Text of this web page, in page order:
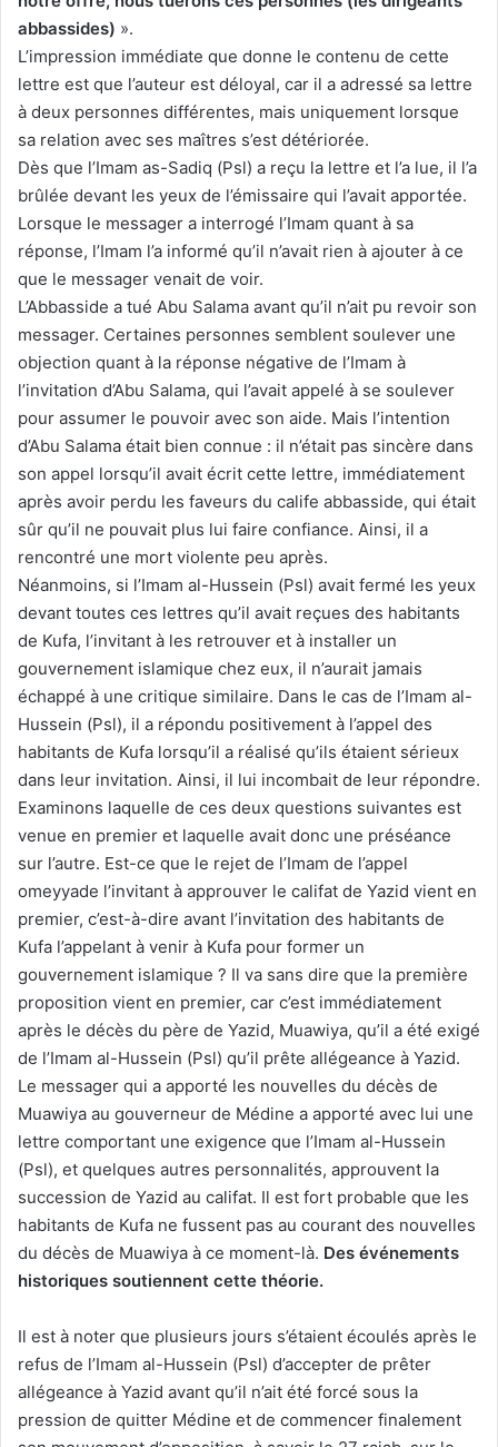
abbassides) ».
L’impression immédiate que donne le contenu de cette
lettre est que l’auteur est déloyal, car il a adressé sa lettre
à deux personnes différentes, mais uniquement lorsque
sa relation avec ses maîtres s’est détériorée.
Dès que l’Imam as-Sadiq (Psl) a reçu la lettre et l’a lue, il l’a
brûlée devant les yeux de l’émissaire qui l’avait apportée.
Lorsque le messager a interrogé l’Imam quant à sa
réponse, l’Imam l’a informé qu’il n’avait rien à ajouter à ce
que le messager venait de voir.
L’Abbasside a tué Abu Salama avant qu’il n’ait pu revoir son
messager. Certaines personnes semblent soulever une
objection quant à la réponse négative de l’Imam à
l’invitation d’Abu Salama, qui l’avait appelé à se soulever
pour assumer le pouvoir avec son aide. Mais l’intention
d’Abu Salama était bien connue : il n’était pas sincère dans
son appel lorsqu’il avait écrit cette lettre, immédiatement
après avoir perdu les faveurs du calife abbasside, qui était
sûr qu’il ne pouvait plus lui faire confiance. Ainsi, il a
rencontré une mort violente peu après.
Néanmoins, si l’Imam al-Hussein (Psl) avait fermé les yeux
devant toutes ces lettres qu’il avait reçues des habitants
de Kufa, l’invitant à les retrouver et à installer un
gouvernement islamique chez eux, il n’aurait jamais
échappé à une critique similaire. Dans le cas de l’Imam al-
Hussein (Psl), il a répondu positivement à l’appel des
habitants de Kufa lorsqu’il a réalisé qu’ils étaient sérieux
dans leur invitation. Ainsi, il lui incombait de leur répondre.
Examinons laquelle de ces deux questions suivantes est
venue en premier et laquelle avait donc une préséance
sur l’autre. Est-ce que le rejet de l’Imam de l’appel
omeyyade l’invitant à approuver le califat de Yazid vient en
premier, c’est-à-dire avant l’invitation des habitants de
Kufa l’appelant à venir à Kufa pour former un
gouvernement islamique ? Il va sans dire que la première
proposition vient en premier, car c’est immédiatement
après le décès du père de Yazid, Muawiya, qu’il a été exigé
de l’Imam al-Hussein (Psl) qu’il prête allégeance à Yazid.
Le messager qui a apporté les nouvelles du décès de
Muawiya au gouverneur de Médine a apporté avec lui une
lettre comportant une exigence que l’Imam al-Hussein
(Psl), et quelques autres personnalités, approuvent la
succession de Yazid au califat. Il est fort probable que les
habitants de Kufa ne fussent pas au courant des nouvelles
du décès de Muawiya à ce moment-là. Des événements
historiques soutiennent cette théorie.
Il est à noter que plusieurs jours s’étaient écoulés après le
refus de l’Imam al-Hussein (Psl) d’accepter de prêter
allégeance à Yazid avant qu’il n’ait été forcé sous la
pression de quitter Médine et de commencer finalement